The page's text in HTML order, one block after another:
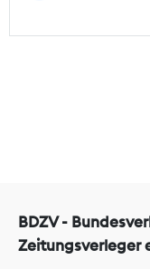
BDZV -
Zeitungsverleger